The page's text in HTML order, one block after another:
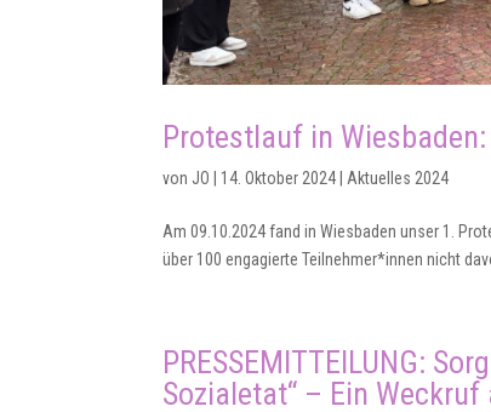
Protestlauf in
von JO | 14. Oktober 2024| Aktuelles 2024
Am 09.10.2024 fand in Wiesbaden unser 1.
über 100 engagierte Teilnehmer*innen nicht
PRESSEMITTEILUNG:
Sozialetat“ – Ein